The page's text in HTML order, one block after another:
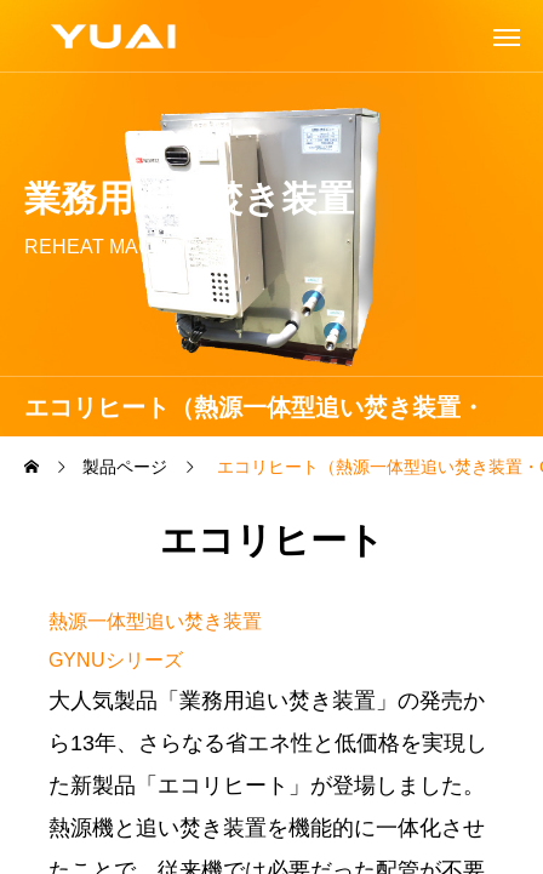
エコリヒート（熱源一体型追い焚き装置・
GYNUシリーズ）
業務用追い焚き装置
REHEAT MACHINE
製品ページ エコリヒート（熱源一体型追い焚き装置
エコリヒート
熱源一体型追い焚き装置
GYNUシリーズ
大人気製品「業務用追い焚き装置」の発売か
ら13年、さらなる省エネ性と低価格を実現し
た新製品「エコリヒート」が登場しました。
熱源機と追い焚き装置を機能的に一体化させ